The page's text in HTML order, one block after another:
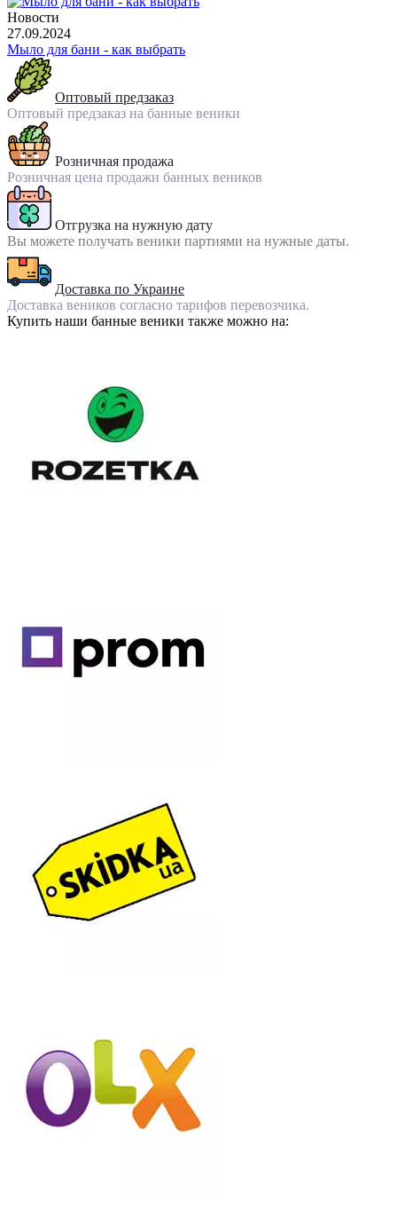
Новости
27.09.2024
Мыло для бани - как выбрать
Оптовый предзаказ
Оптовый предзаказ на банные веники
Розничная продажа
Розничная цена продажи банных веников
Отгрузка на нужную дату
Вы можете получать веники партиями на нужные даты.
Доставка по Украине
Доставка веников согласно тарифов перевозчика.
Купить наши банные веники также можно на: